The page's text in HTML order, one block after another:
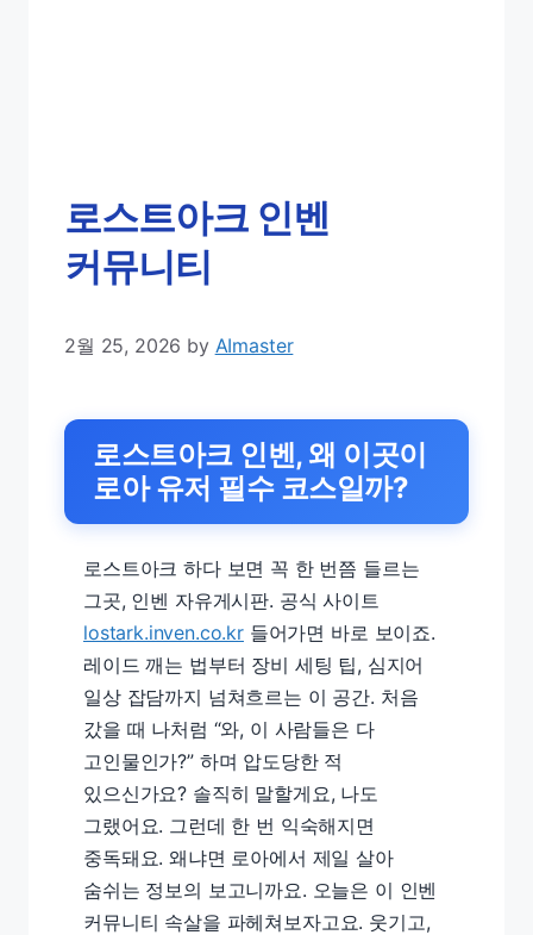
로스트아크 인벤
커뮤니티
2월 25, 2026 by AImaster
로스트아크 인벤, 왜 이곳이
로아 유저 필수 코스일까?
로스트아크 하다 보면 꼭 한 번쯤 들르는
그곳, 인벤 자유게시판. 공식 사이트
lostark.inven.co.kr들어가면 바로 보이죠.
레이드 깨는 법부터 장비 세팅 팁, 심지어
일상 잡담까지 넘쳐흐르는 이 공간. 처음
갔을 때 나처럼 “와, 이 사람들은 다
고인물인가?” 하며 압도당한 적
있으신가요? 솔직히 말할게요, 나도
그랬어요. 그런데 한 번 익숙해지면
중독돼요. 왜냐면 로아에서 제일 살아
숨쉬는 정보의 보고니까요. 오늘은 이 인벤
커뮤니티 속살을 파헤쳐보자고요. 웃기고,